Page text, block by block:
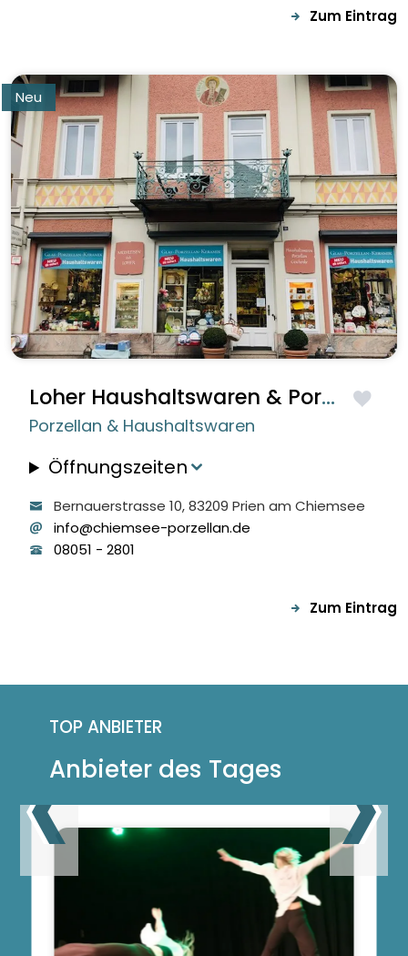
Zum Eintrag
Loher Haushaltswaren & Porzellan
Porzellan & Haushaltswaren
Öffnungszeiten
Bernauerstrasse 10, 83209 Prien am Chiemsee
info@chiemsee-porzellan.de
08051 - 2801
Zum Eintrag
TOP ANBIETER
Anbieter des Tages